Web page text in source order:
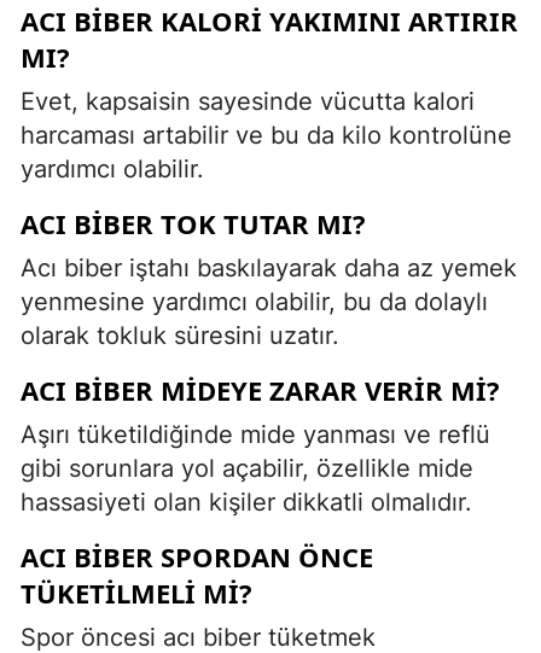
ACI BIBER KALORI YAKIMINI ARTIRIR
MI?
Evet, kapsaisin sayesinde vücutta kalori
harcaması artabilir ve bu da kilo kontrolüne
yardımcı olabilir.
ACI BIBER TOK TUTAR MI?
Acı biber iştahı baskılayarak daha az yemek
yenmesine yardımcı olabilir, bu da dolaylı
olarak tokluk süresini uzatır.
ACI BIBER MIDEYE ZARAR VERIR MI?
Aşırı tüketildiğinde mide yanması ve reflü
gibi sorunlara yol açabilir, özellikle mide
hassasiyeti olan kişiler dikkatli olmalıdır.
ACI BIBER SPORDAN ÖNCE
TÜKETILMELI MI?
Spor öncesi acı biber tüketmek